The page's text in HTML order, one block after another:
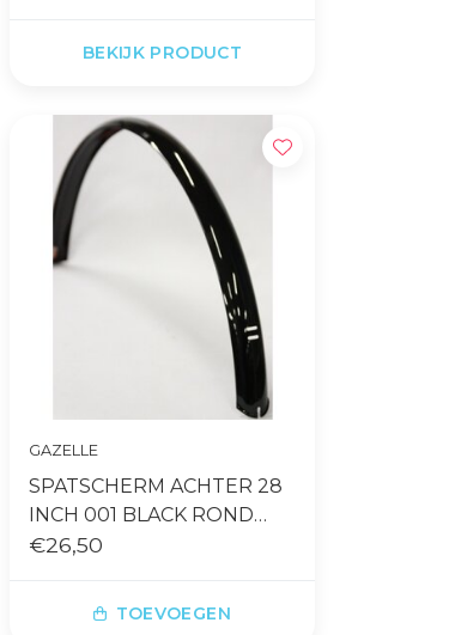
BEKIJK PRODUCT
GAZELLE
SPATSCHERM ACHTER 28
INCH 001 BLACK ROND
PROFIEL R50
€26,50
TOEVOEGEN